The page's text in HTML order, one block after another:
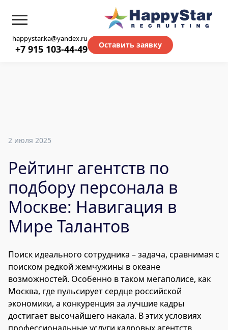
2 июля 2025
Рейтинг агентств по
подбору персонала в
Москве: Навигация в
Мире Талантов
Поиск идеального сотрудника – задача, сравнимая с
поиском редкой жемчужины в океане
возможностей. Особенно в таком мегаполисе, как
Москва, где пульсирует сердце российской
экономики, а конкуренция за лучшие кадры
достигает высочайшего накала. В этих условиях
happystar.ka@yandex.ru
+7 915 103-44-49 Оставить заявку